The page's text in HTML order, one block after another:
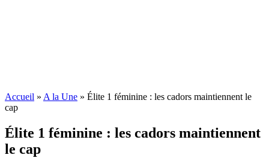
Accueil » A la Une » Élite 1 féminine : les cadors maintiennent le
cap
Élite 1 féminine : les cadors maintiennent
le cap